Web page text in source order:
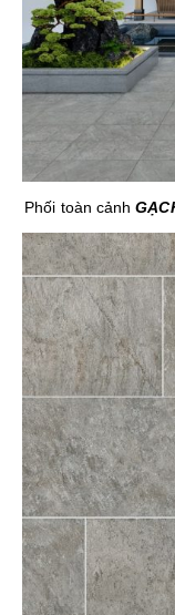
Phối toàn cảnh